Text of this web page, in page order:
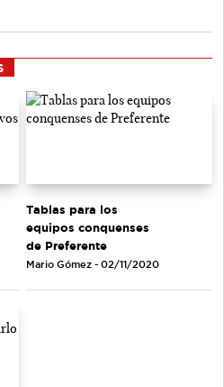
Tablas para los
equipos conquenses
de Preferente
Mario Gómez - 02/11/2020